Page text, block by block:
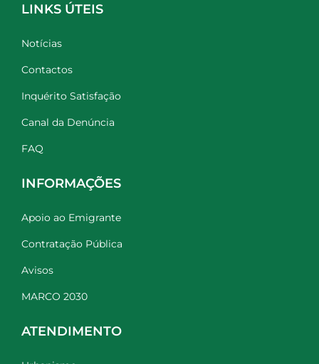
LINKS ÚTEIS
Notícias
Contactos
Inquérito Satisfação
Canal da Denúncia
FAQ
INFORMAÇÕES
Apoio ao Emigrante
Contratação Pública
Avisos
MARCO 2030
ATENDIMENTO